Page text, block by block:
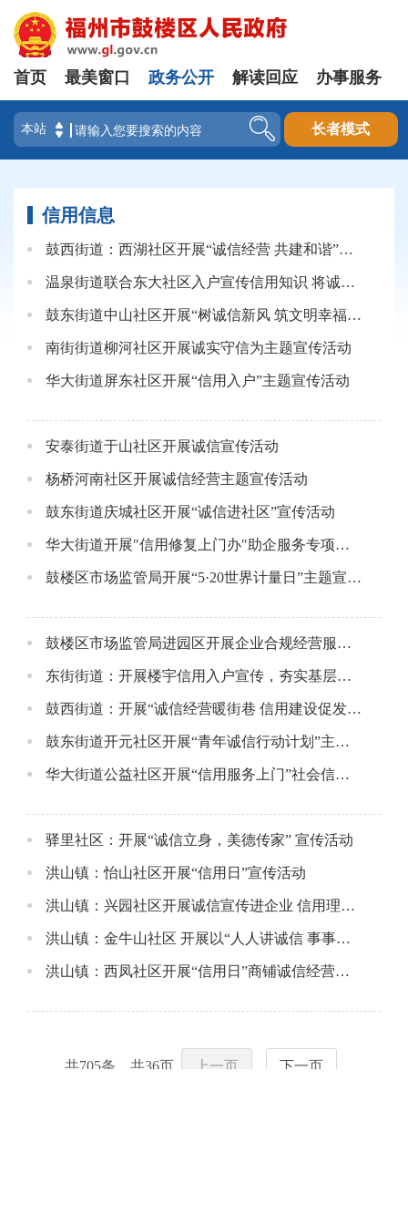
登录
首页 最美窗口 政务公开 解读回应 办事服务
长者模式
信用信息
鼓西街道：西湖社区开展“诚信经营 共建和谐”主题宣传活动
温泉街道联合东大社区入户宣传信用知识 将诚信送到居民家中
鼓东街道中山社区开展“树诚信新风 筑文明幸福社区”主题活动
南街街道柳河社区开展诚实守信为主题宣传活动
华大街道屏东社区开展“信用入户”主题宣传活动
安泰街道于山社区开展诚信宣传活动
杨桥河南社区开展诚信经营主题宣传活动
鼓东街道庆城社区开展“诚信进社区”宣传活动
华大街道开展"信用修复上门办"助企服务专项行动
鼓楼区市场监管局开展“5·20世界计量日”主题宣传活动——计量筑牢信任基石 监管服务温暖民心
鼓楼区市场监管局进园区开展企业合规经营服务活动
东街街道：开展楼宇信用入户宣传，夯实基层诚信治理根基
鼓西街道：开展“诚信经营暖街巷 信用建设促发展”宣传活动
鼓东街道开元社区开展“青年诚信行动计划”主题宣传活动
华大街道公益社区开展“信用服务上门”社会信用体系走访宣传活动
驿里社区：开展“诚信立身，美德传家” 宣传活动
洪山镇：怡山社区开展“信用日”宣传活动
洪山镇：兴园社区开展诚信宣传进企业 信用理念入人心
洪山镇：金牛山社区 开展以“人人讲诚信 事事守信用” 宣传活动
洪山镇：西凤社区开展“信用日”商铺诚信经营宣传活动
共705条，共36页 上一页 下一页